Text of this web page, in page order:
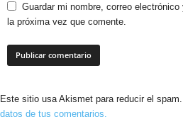
Guardar mi nombre, correo
la próxima vez que comente.
Este sitio usa Akismet para reducir el spam.
datos de tus comentarios.